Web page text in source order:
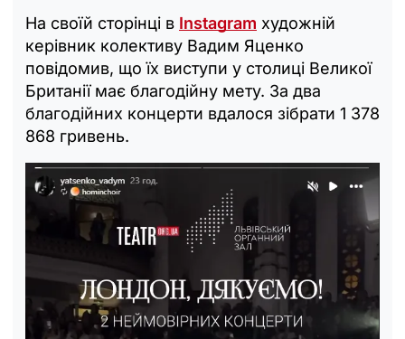
На своїй сторінці в Instagram художній
керівник колективу Вадим Яценко
повідомив, що їх виступи у столиці Великої
Британії має благодійну мету. За два
благодійних концерти вдалося зібрати 1 378
868 гривень.